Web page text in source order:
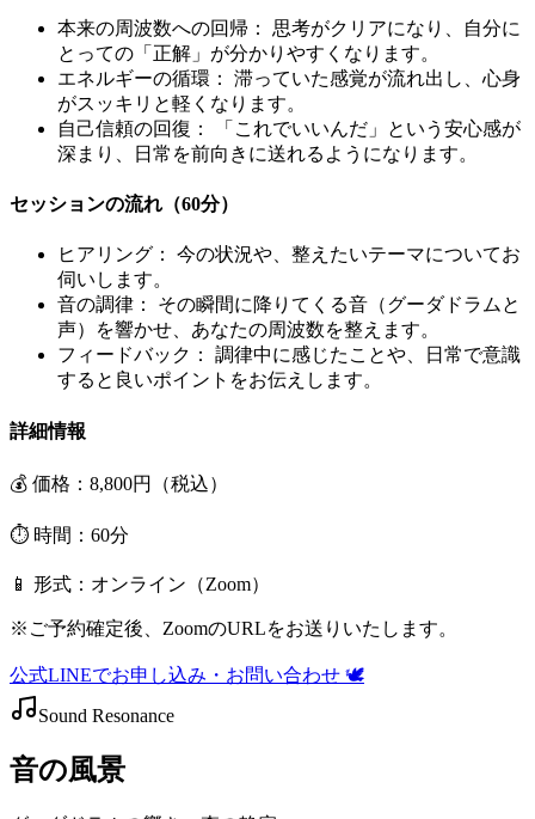
本来の周波数への回帰：
思考がクリアになり、自分に
とっての「正解」が分かりやすくなります。
エネルギーの循環：
滞っていた感覚が流れ出し、心身
がスッキリと軽くなります。
自己信頼の回復：
「これでいいんだ」という安心感が
深まり、日常を前向きに送れるようになります。
セッションの流れ（60分）
ヒアリング：
今の状況や、整えたいテーマについてお
伺いします。
音の調律：
その瞬間に降りてくる音（グーダドラムと
声）を響かせ、あなたの周波数を整えます。
フィードバック：
調律中に感じたことや、日常で意識
すると良いポイントをお伝えします。
詳細情報
💰 価格：8,800円（税込）
⏱️ 時間：60分
📱 形式：オンライン（Zoom）
※ご予約確定後、ZoomのURLをお送りいたします。
公式LINEでお申し込み・お問い合わせ 🕊️
Sound Resonance
音の風景